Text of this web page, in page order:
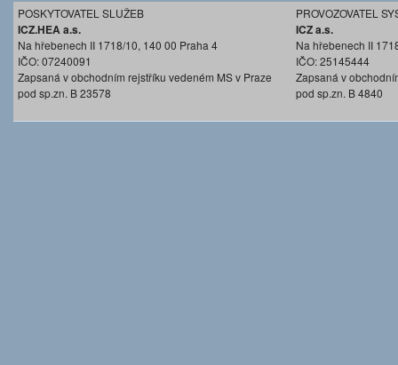
POSKYTOVATEL SLUŽEB
ICZ.HEA a.s.
Na hřebenech II 1718/10, 140 00 Praha 4
IČO: 07240091
Zapsaná v obchodním rejstříku vedeném MS v Praze
pod sp.zn. B 23578
PROVOZOVATEL
ICZ a.s.
Na hřebenech II
IČO: 25145444
Zapsaná v
pod sp.zn. B 4840